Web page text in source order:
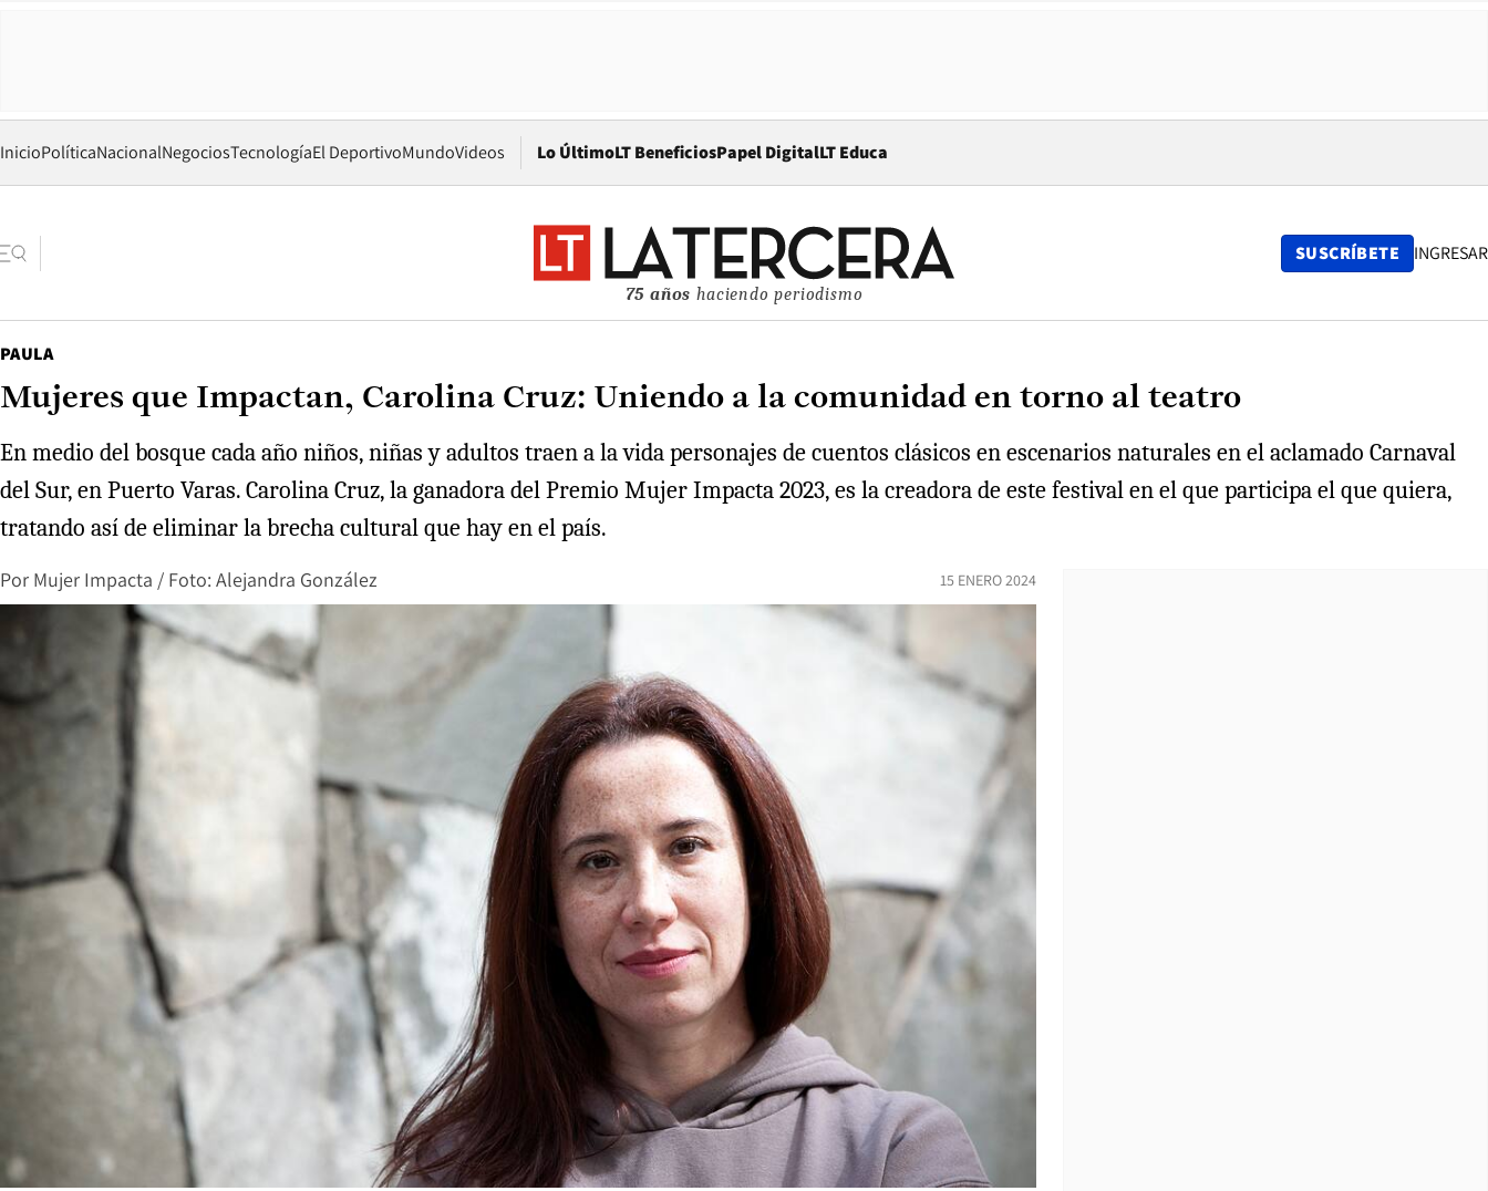
InicioPolíticaNacionalNegociosTecnologíaEl DeportivoMundoVideos Lo ÚltimoLT BeneficiosPapel DigitalOpens in new window
LT Educa
75 años haciendo periodismo
SUSCRÍBETE INGRESAR
PAULA
Mujeres que Impactan, Carolina Cruz: Uniendo a la comunidad en torno al teatro
En medio del bosque cada año niños, niñas y adultos traen a la vida personajes de cuentos clásicos en escenarios naturales en el aclamado Carnaval
del Sur, en Puerto Varas. Carolina Cruz, la ganadora del Premio Mujer Impacta 2023, es la creadora de este festival en el que participa el que quiera,
tratando así de eliminar la brecha cultural que hay en el país.
Por Mujer Impacta / Foto: Alejandra González 15 ENERO 2024